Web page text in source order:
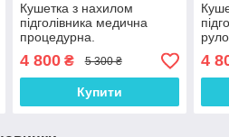
Кушетка з нахилом
підголівника медична
процедурна.
4 800₴ 5 300 ₴
Купити
4